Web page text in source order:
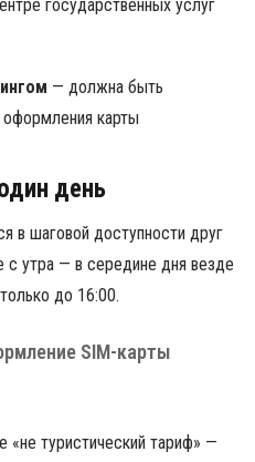
государственных услуг
— должна быть
карты
день
в шаговой доступности друг
с утра — в середине дня везде
до 16:00.
SIM-карты
«не туристический тариф» —